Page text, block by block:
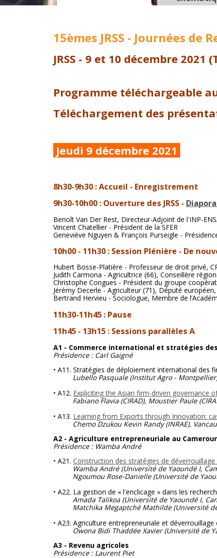
15èmes JRSS - Journées de
JRSS - 9 et 10 décembre 2021
Programme téléchargeable
Téléchargement des
Jeudi 9 décembre 2021
8h30-9h30 : Accueil - Enregistrement
9h30-10h00 : Ouverture des JRSS -
Benoît Van Der Rest, Directeur-Adjoint de l'INP-
Vincent Chatellier - Président de la SFER
Geneviève Nguyen & François Purseigle -
10h00 - 11h30 : Session Plénière - De
Hubert Bosse-Platière - Professeur de droit privé,
Judith Carmona - Agricultrice (66), Conseillère
Christophe Congues - Président du groupe
Jérémy Decerle - Agriculteur (71), Député
Bertrand Hervieu - Sociologue, Membre de
11h30-11h45 : Pause
11h45 - 13h15 : Sessions parallèles A
A1 - Commerce international et stratégies
Présidence : Carl Gaigné
• A11. Stratégies de déploiement international des
Lubello Pasquale (Institut Agro -
• A12. Expliciting the Asian firm-driven governance
Fabiano Flavia (CIRAD), Moustier Paule
• A13. Learning from Exports through Innovation:
Chemo Dzukou Kevin Randy (INRAE),
A2 - Agriculture entrepreneuriale au
Présidence : Wamba André
• A21. Construction des stratégies de
Wamba André (Université de Yaoundé I,
Ngoumou Rose-Danielle (Université de
• A22. La gestion de « l'enclicage » dans les
Amada Talikoa (Université de Yaoundé I,
Matchika Megaptché Mathilde (Université
• A23. Agriculture entrepreneuriale et
Owona Bidi Thaddée Xavier (Université de
A3 - Revenu agricoles
Présidence : Laurent Piet